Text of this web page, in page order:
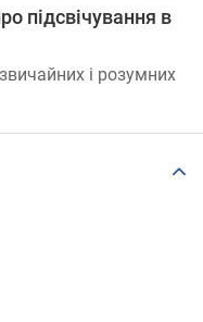
підсвічування в
і розумних